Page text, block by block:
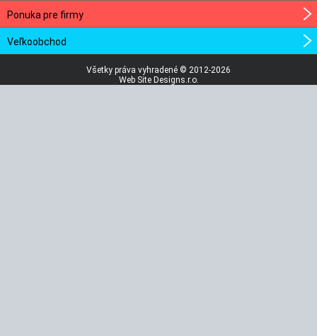
Ponuka pre firmy
Veľkoobchod
Všetky práva vyhradené © 2012-2026
Web Site Designs.r.o.